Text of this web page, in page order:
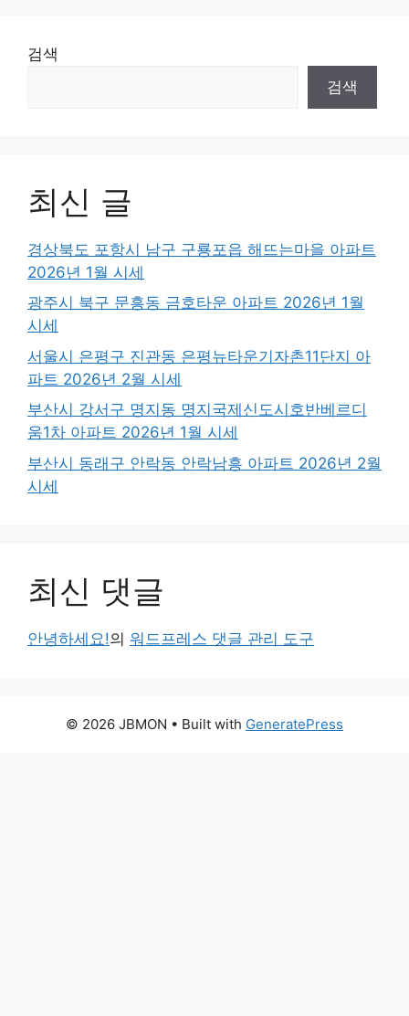
검색
검색
최신 글
경상북도 포항시 남구 구룡포읍 해뜨는마을 아파트
2026년 1월 시세
광주시 북구 문흥동 금호타운 아파트 2026년 1월
시세
서울시 은평구 진관동 은평뉴타운기자촌11단지 아
파트 2026년 2월 시세
부산시 강서구 명지동 명지국제신도시호반베르디
움1차 아파트 2026년 1월 시세
부산시 동래구 안락동 안락남흥 아파트 2026년 2월
시세
최신 댓글
안녕하세요!의 워드프레스 댓글 관리 도구
© 2026 JBMON • Built with GeneratePress